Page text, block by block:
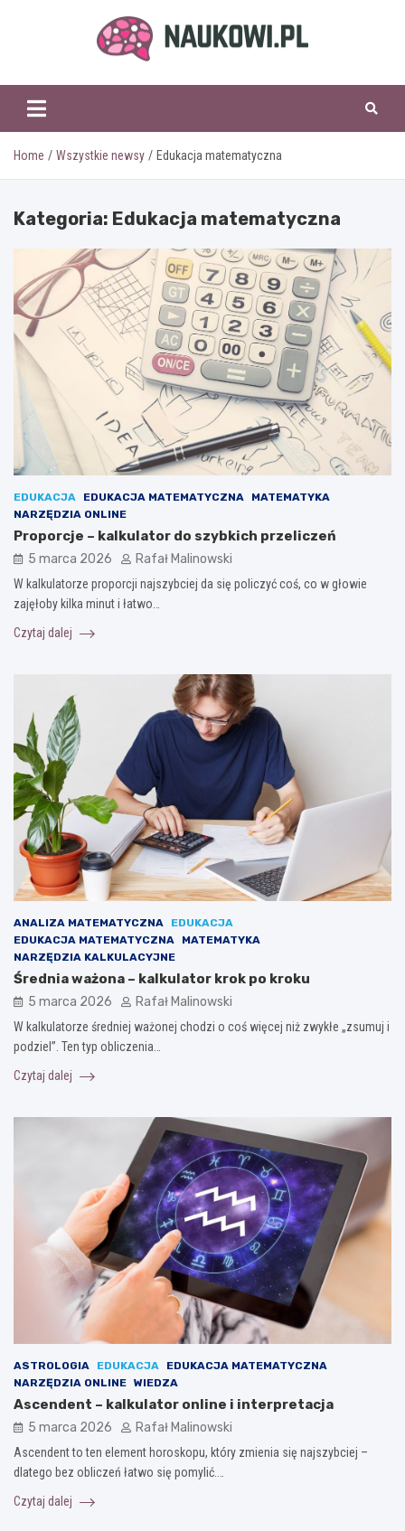
naukowi.pl
Home Wszystkie newsy Edukacja matematyczna
Kategoria: Edukacja matematyczna
EDUKACJA EDUKACJA MATEMATYCZNA
MATEMATYKA
NARZĘDZIA ONLINE
Proporcje – kalkulator do szybkich przeliczeń
5 marca 2026 Rafał Malinowski
W kalkulatorze proporcji najszybciej da się policzyć coś, co w głowie
zajęłoby kilka minut i łatwo…
Czytaj dalej
ANALIZA MATEMATYCZNA
EDUKACJA
EDUKACJA MATEMATYCZNA
MATEMATYKA
NARZĘDZIA KALKULACYJNE
Średnia ważona – kalkulator krok po kroku
5 marca 2026 Rafał Malinowski
W kalkulatorze średniej ważonej chodzi o coś więcej niż zwykłe „zsumuj i
podziel”. Ten typ obliczenia…
Czytaj dalej
ASTROLOGIA EDUKACJA
EDUKACJA MATEMATYCZNA
NARZĘDZIA ONLINE WIEDZA
Ascendent – kalkulator online i interpretacja
5 marca 2026 Rafał Malinowski
Ascendent to ten element horoskopu, który zmienia się najszybciej –
dlatego bez obliczeń łatwo się pomylić.…
Czytaj dalej